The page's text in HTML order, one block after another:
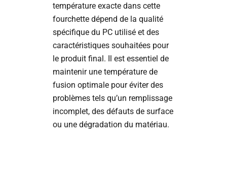
température exacte dans cette
fourchette dépend de la qualité
spécifique du PC utilisé et des
caractéristiques souhaitées pour
le produit final. Il est essentiel de
maintenir une température de
fusion optimale pour éviter des
problèmes tels qu’un remplissage
incomplet, des défauts de surface
ou une dégradation du matériau.